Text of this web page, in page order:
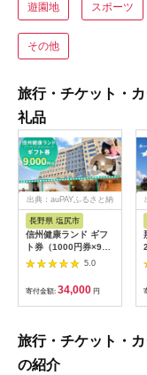
遊園地 スポーツ
その他
旅行・チケット・
礼品
出典：auPAYふるさと納
税
長野県 塩尻市
信州健康ランド ギフ
ト券（1000円券×9
枚） | 信州健康ランド
サウナ 大浴場 ボディ
ケア リラクゼーショ
ン 施設 宿泊 家族連れ
長野県 塩尻市
5.0
寄付金額: 34,000 円
旅行・チケット・
の紹介